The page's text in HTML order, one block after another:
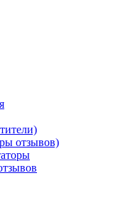
отзывов)